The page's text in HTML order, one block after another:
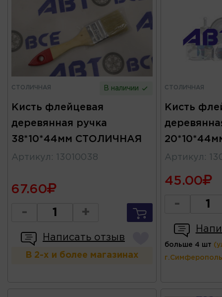
СТОЛИЧНАЯ В наличии
Кисть флейцевая
деревянная ручка
38*10*44мм СТОЛИЧНАЯ
Артикул : 13010038
67.60
- +
Написать отзыв
В 2-х и более магазинах
СТОЛИЧНАЯ
Кисть
Артикул :
45.00
-
больше 4 шт